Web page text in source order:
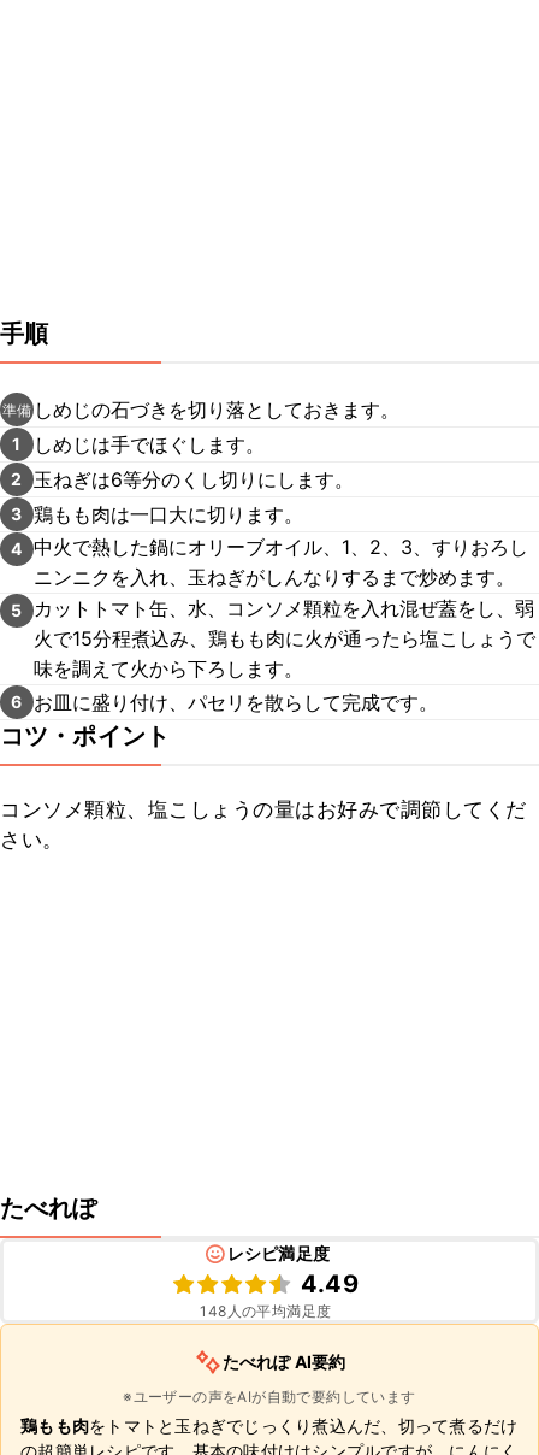
手順
準備 しめじの石づきを切り落としておきます。
1 しめじは手でほぐします。
2 玉ねぎは6等分のくし切りにします。
3 鶏もも肉は一口大に切ります。
4 中火で熱した鍋にオリーブオイル、1、2、3、すりおろし
ニンニクを入れ、玉ねぎがしんなりするまで炒めます。
5
カットトマト缶、水、コンソメ顆粒を入れ混ぜ蓋をし、弱
火で15分程煮込み、鶏もも肉に火が通ったら塩こしょうで
味を調えて火から下ろします。
6 お皿に盛り付け、パセリを散らして完成です。
コツ・ポイント
コンソメ顆粒、塩こしょうの量はお好みで調節してくだ
さい。
たべれぽ
レシピ満足度
4.49
148 人の平均満足度
たべれぽ AI要約
※ユーザーの声をAIが自動で要約しています
鶏もも肉をトマトと玉ねぎでじっくり煮込んだ、切って煮るだけ
の超簡単レシピです。基本の味付けはシンプルですが、にんにく